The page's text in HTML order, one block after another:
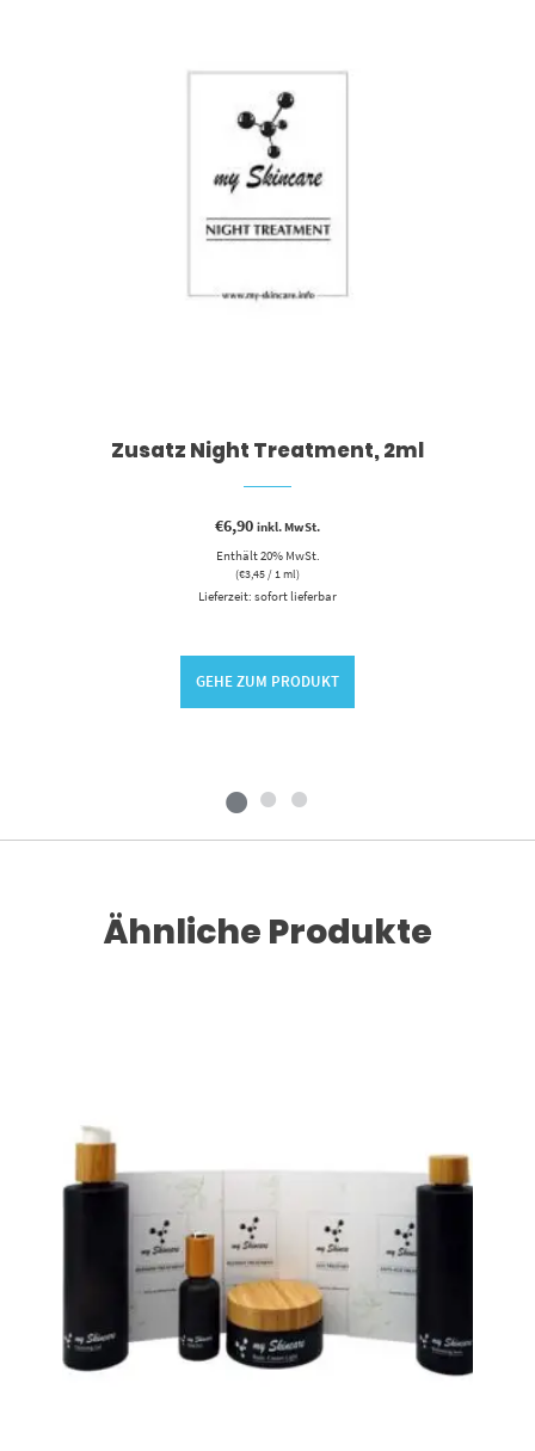
Zusatz Night Treatment, 2ml
€6,90 inkl. MwSt.
Enthält 20% MwSt.
(€3,45/ 1 ml)
Lieferzeit: sofort lieferbar
GEHE ZUM PRODUKT
Ähnliche Produkte